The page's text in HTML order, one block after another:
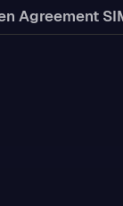
Agreement